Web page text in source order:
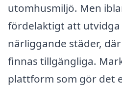
utomhusmiljö. Men
fördelaktigt att utvidga
närliggande städer,
finnas tillgängliga.
plattform som gör det